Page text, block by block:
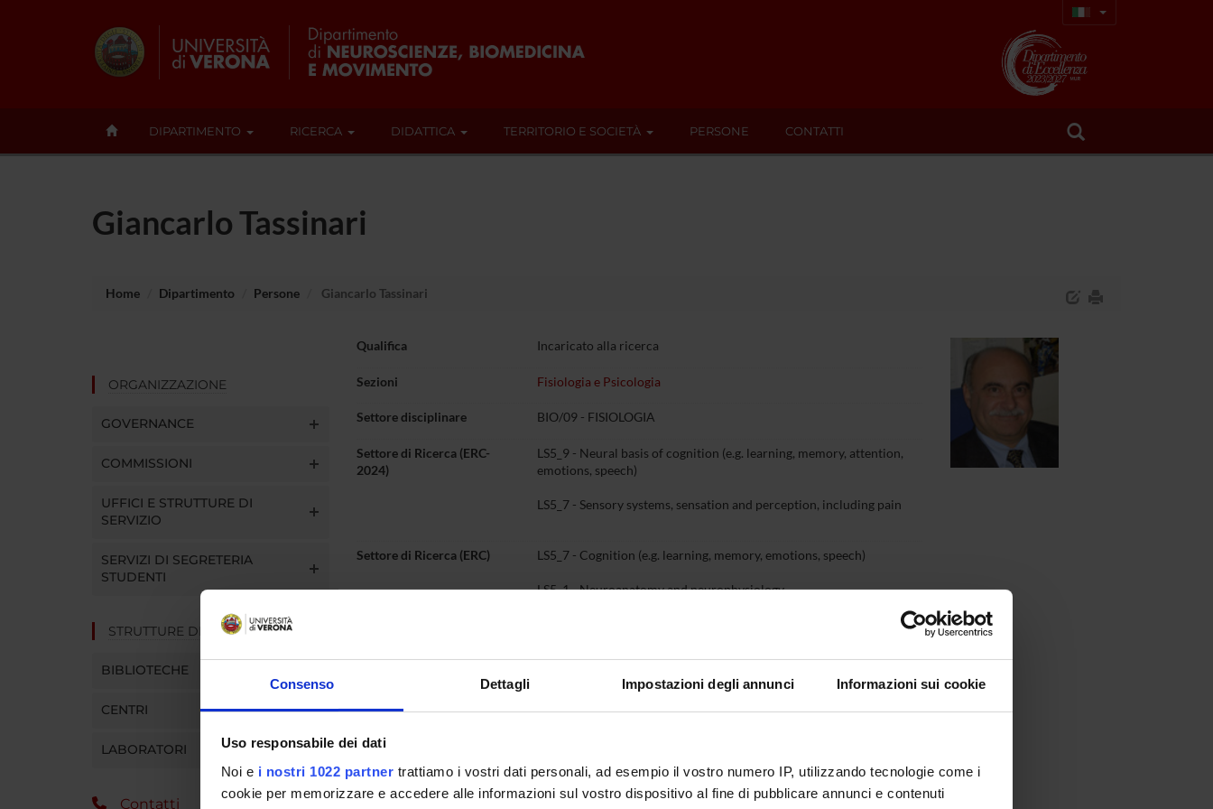
Consenso Dettagli Impostazioni degli annunci Informazioni sui cookie
Uso responsabile dei dati
Noi e i nostri 1022 partner trattiamo i vostri dati personali, ad esempio il vostro numero IP, utilizzando tecnologie come i
cookie per memorizzare e accedere alle informazioni sul vostro dispositivo al fine di pubblicare annunci e contenuti
DIPARTIMENTO RICERCA DIDATTICA TERRITORIO E SOCIETÀ PERSONE CONTATTI
Giancarlo Tassinari
Home Dipartimento Persone Giancarlo Tassinari
ORGANIZZAZIONE
GOVERNANCE
COMMISSIONI
UFFICI E STRUTTURE DI
SERVIZIO
SERVIZI DI SEGRETERIA
STUDENTI
STRUTTURE DEL DIPARTIMENTO
BIBLIOTECHE
CENTRI
LABORATORI
Contatti
Qualifica Incaricato alla ricerca
Sezioni Fisiologia e Psicologia
Settore disciplinare BIO/09 - FISIOLOGIA
Settore di Ricerca (ERC-
2024)
LS5_9 - Neural basis of cognition (e.g. learning, memory, attention,
emotions, speech)
LS5_7 - Sensory systems, sensation and perception, including pain
Settore di Ricerca (ERC) LS5_7 - Cognition (e.g. learning, memory, emotions, speech)
LS5_1 - Neuroanatomy and neurophysiology
Istituti Biologici Blocco A - Biblioteca Meneghetti, Piano 2,